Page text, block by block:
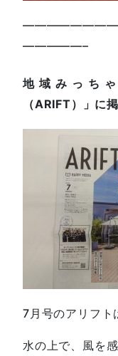
—————–
地域みっち
（ARIFT）」に
7月号のアリフト
水の上で、風を感